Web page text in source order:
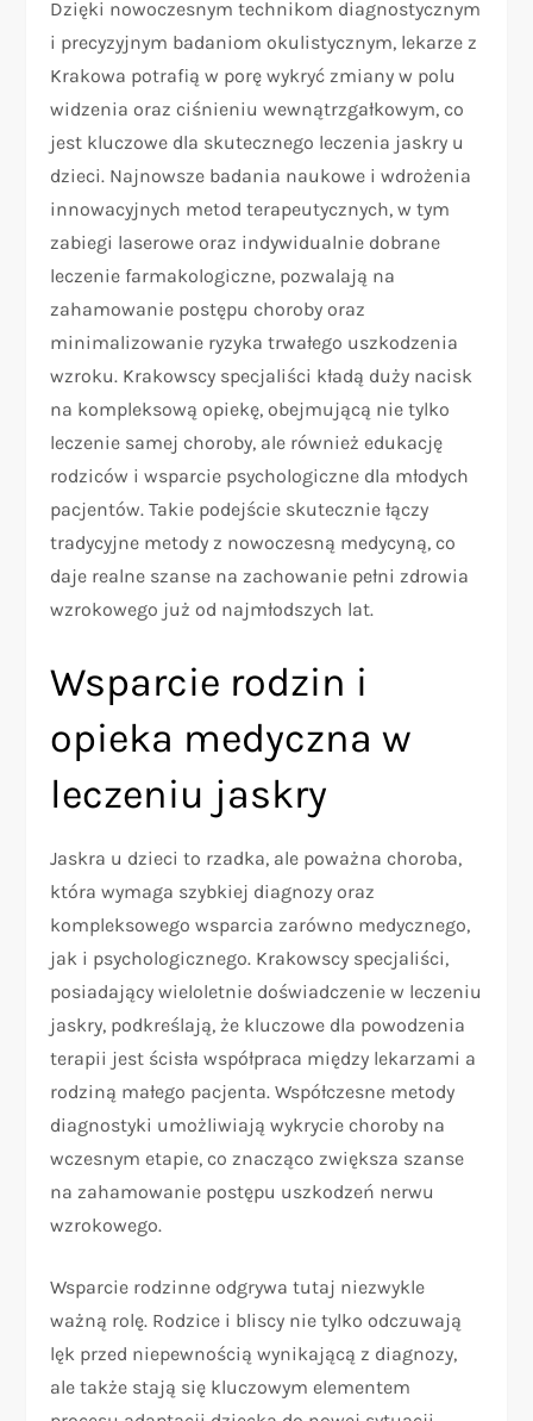
Dzięki nowoczesnym technikom diagnostycznym
i precyzyjnym badaniom okulistycznym, lekarze z
Krakowa potrafią w porę wykryć zmiany w polu
widzenia oraz ciśnieniu wewnątrzgałkowym, co
jest kluczowe dla skutecznego leczenia jaskry u
dzieci. Najnowsze badania naukowe i wdrożenia
innowacyjnych metod terapeutycznych, w tym
zabiegi laserowe oraz indywidualnie dobrane
leczenie farmakologiczne, pozwalają na
zahamowanie postępu choroby oraz
minimalizowanie ryzyka trwałego uszkodzenia
wzroku. Krakowscy specjaliści kładą duży nacisk
na kompleksową opiekę, obejmującą nie tylko
leczenie samej choroby, ale również edukację
rodziców i wsparcie psychologiczne dla młodych
pacjentów. Takie podejście skutecznie łączy
tradycyjne metody z nowoczesną medycyną, co
daje realne szanse na zachowanie pełni zdrowia
wzrokowego już od najmłodszych lat.
Wsparcie rodzin i
opieka medyczna w
leczeniu jaskry
Jaskra u dzieci to rzadka, ale poważna choroba,
która wymaga szybkiej diagnozy oraz
kompleksowego wsparcia zarówno medycznego,
jak i psychologicznego. Krakowscy specjaliści,
posiadający wieloletnie doświadczenie w leczeniu
jaskry, podkreślają, że kluczowe dla powodzenia
terapii jest ścisła współpraca między lekarzami a
rodziną małego pacjenta. Współczesne metody
diagnostyki umożliwiają wykrycie choroby na
wczesnym etapie, co znacząco zwiększa szanse
na zahamowanie postępu uszkodzeń nerwu
wzrokowego.
Wsparcie rodzinne odgrywa tutaj niezwykle
ważną rolę. Rodzice i bliscy nie tylko odczuwają
lęk przed niepewnością wynikającą z diagnozy,
ale także stają się kluczowym elementem